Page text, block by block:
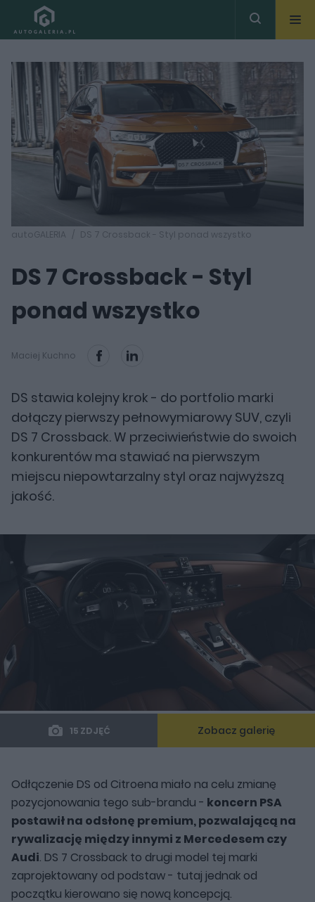
autoGALERIA DS 7 Crossback - Styl ponad wszystko
DS 7 Crossback - Styl
ponad wszystko
Maciej Kuchno
DS stawia kolejny krok - do portfolio marki
dołączy pierwszy pełnowymiarowy SUV, czyli
DS 7 Crossback. W przeciwieństwie do swoich
konkurentów ma stawiać na pierwszym
miejscu niepowtarzalny styl oraz najwyższą
jakość.
15 ZDJĘĆ Zobacz galerię
Odłączenie DS od Citroena miało na celu zmianę
pozycjonowania tego sub-brandu - koncern PSA
postawił na odsłonę premium, pozwalającą na
rywalizację między innymi z Mercedesem czy
Audi. DS 7 Crossback to drugi model tej marki
zaprojektowany od podstaw - tutaj jednak od
początku kierowano się nową koncepcją.